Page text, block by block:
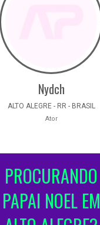
Nydch
ALTO ALEGRE - RR - BRASIL
Ator
PROCURANDO
PAPAI NOEL EM